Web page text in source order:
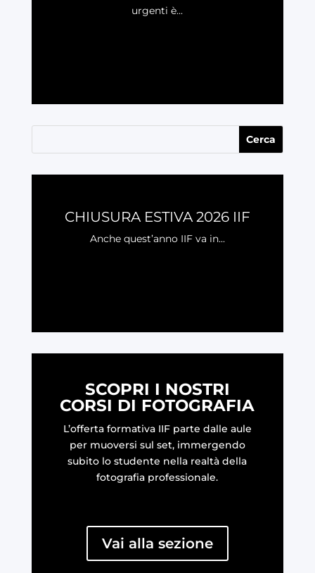
urgenti è...
CHIUSURA ESTIVA 2026 IIF
Anche quest’anno IIF va in...
SCOPRI I NOSTRI
CORSI DI FOTOGRAFIA
L’offerta formativa IIF parte dalle aule
per muoversi sul set, immergendo
subito lo studente nella realtà della
fotografia professionale.
Vai alla sezione